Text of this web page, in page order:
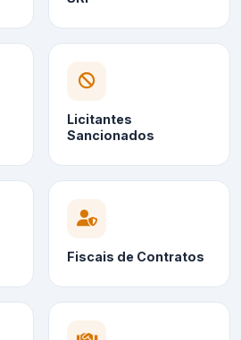
Licitantes
Sancionados
Fiscais de Contratos